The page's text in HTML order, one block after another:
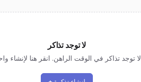
لا توجد تذاكر